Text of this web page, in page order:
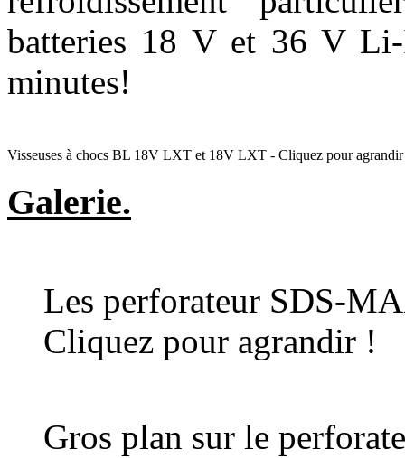
batteries 18 V et 36 V
minutes!
Visseuses à chocs BL 18V LXT et 18V LXT - Cliquez pour agrandir
Galerie.
Les perforateur SDS-
Cliquez pour agrandir !
Gros plan sur le